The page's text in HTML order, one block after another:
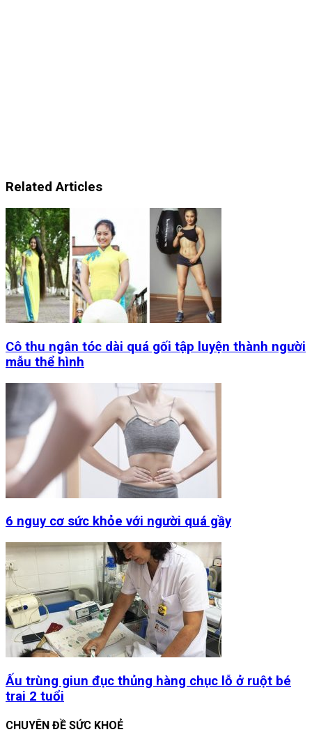
Related Articles
Cô thu ngân tóc dài quá gối tập luyện thành người
mẫu thể hình
6 nguy cơ sức khỏe với người quá gầy
Ấu trùng giun đục thủng hàng chục lỗ ở ruột bé
trai 2 tuổi
CHUYÊN ĐỀ SỨC KHOẺ